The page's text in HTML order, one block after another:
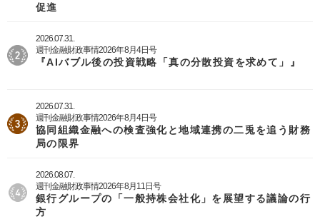
促進
2026.07.31.
週刊金融財政事情2026年8月4日号
『AIバブル後の投資戦略「真の分散投資を求めて」』
2026.07.31.
週刊金融財政事情2026年8月4日号
協同組織金融への検査強化と地域連携の二兎を追う財務
局の限界
2026.08.07.
週刊金融財政事情2026年8月11日号
銀行グループの「一般持株会社化」を展望する議論の行
方